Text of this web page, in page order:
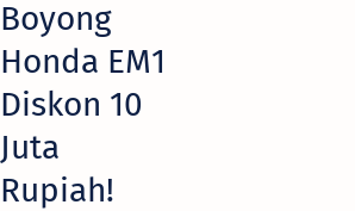
Boyong
Honda EM1
Diskon 10
Juta
Rupiah!